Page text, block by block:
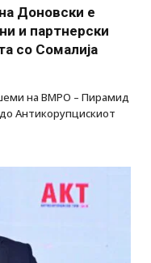
Доновски е
и партнерски
со Сомалија
на ВМРО – Пирамид
Антикорупцискиот